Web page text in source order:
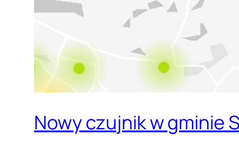
Nowy czujnik w gminie